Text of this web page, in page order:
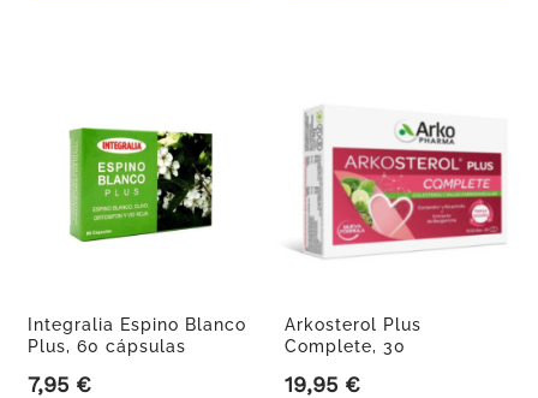
Integralia Espino Blanco
Plus, 60 cápsulas
Precio
7,95 €
Arkosterol Plus
Complete, 30
Precio
19,95 €